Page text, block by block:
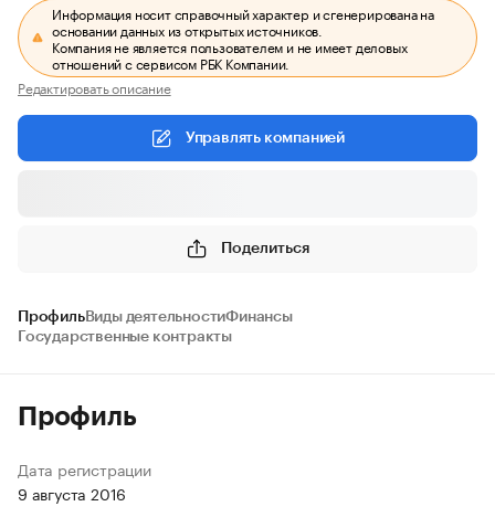
Информация носит справочный характер и сгенерирована на
основании данных из открытых источников.
Компания не является пользователем и не имеет деловых
отношений с сервисом РБК Компании.
Редактировать описание
Управлять компанией
Поделиться
ПрофильВиды деятельностиФинансы
Государственные контракты
Профиль
Дата регистрации
9 августа 2016